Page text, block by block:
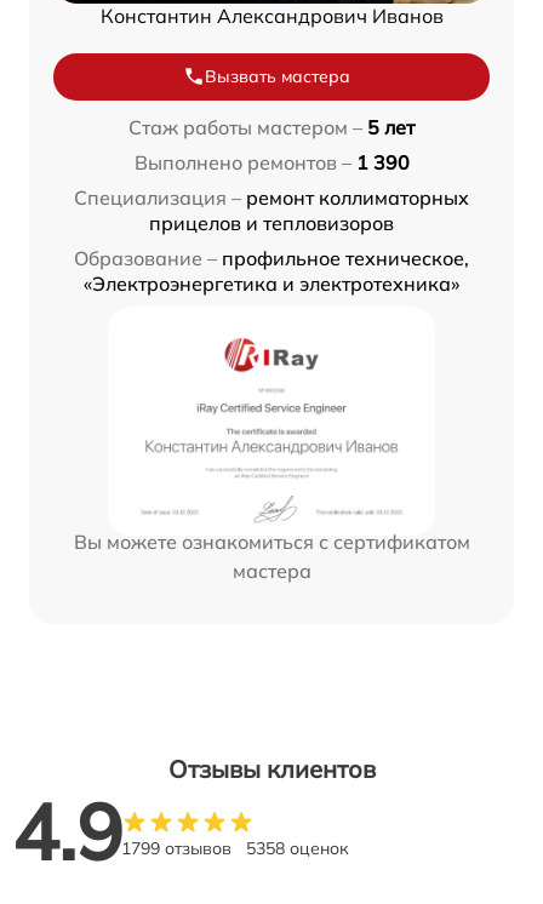
Константин Александрович Иванов
Вызвать мастера
Стаж работы мастером – 5 лет
Выполнено ремонтов – 1 390
Специализация – ремонт коллиматорных
прицелов и тепловизоров
Образование – профильное техническое,
«Электроэнергетика и электротехника»
Вы можете ознакомиться с сертификатом
мастера
Отзывы клиентов
4.91799 отзывов 5358 оценок